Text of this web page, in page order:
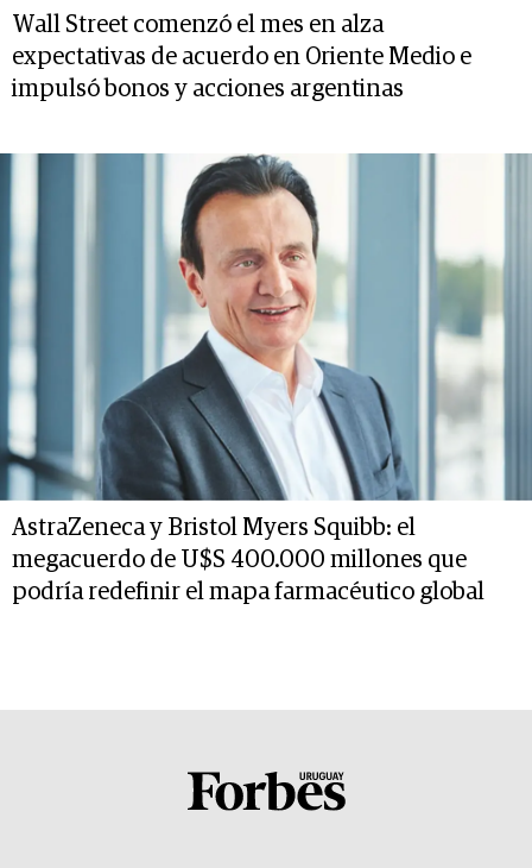
Wall Street comenzó el mes en alza
expectativas de acuerdo en Oriente Medio e
impulsó bonos y acciones argentinas
AstraZeneca y Bristol Myers Squibb: el
megacuerdo de U$S 400.000 millones que
podría redefinir el mapa farmacéutico global